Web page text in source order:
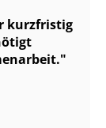
kurzfristig